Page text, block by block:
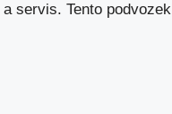
a servis. Tento podvozek